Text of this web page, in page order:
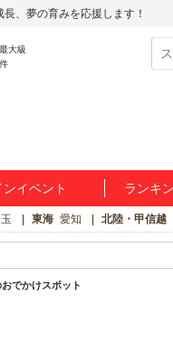
、夢の育みを応援します！
イベント ランキ
東海 愛知 北陸・甲信越
でかけスポット